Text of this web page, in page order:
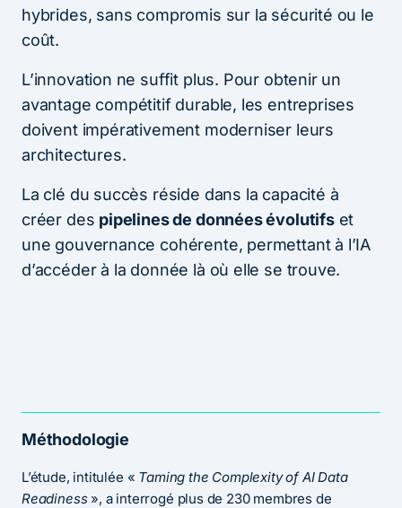
hybrides, sans compromis sur la sécurité ou le
coût.
L’innovation ne suffit plus. Pour obtenir un
avantage compétitif durable, les entreprises
doivent impérativement moderniser leurs
architectures.
La clé du succès réside dans la capacité à
créer des pipelines de données évolutifset
une gouvernance cohérente, permettant à l’IA
d’accéder à la donnée là où elle se trouve.
Méthodologie
L’étude, intitulée « Taming the Complexity of AI Data
Readiness», a interrogé plus de 230 membres de